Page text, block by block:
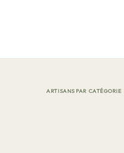
ARTISANS PAR CATÉGORIE